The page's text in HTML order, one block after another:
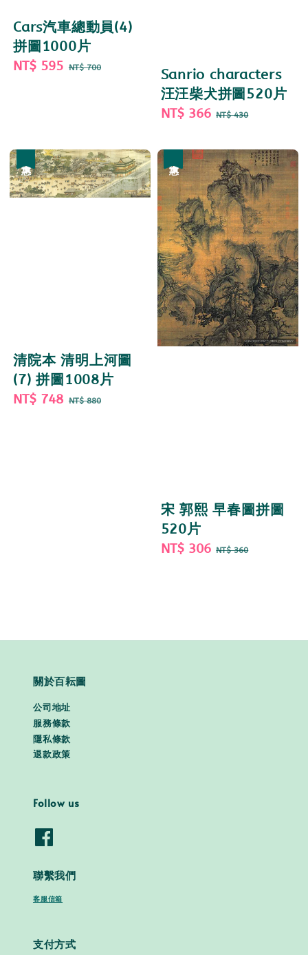
Cars汽車總動員(4)
拼圖1000片
Sale
NT$ 595 Regular
NT$ 700
Sanrio characters
汪汪柴犬拼圖520片
Sale
NT$ 366 Regular
NT$ 430
清院本 清明上河圖
(7) 拼圖1008片
Sale
NT$ 748 Regular
NT$ 880
宋 郭熙 早春圖拼圖
520片
Sale
NT$ 306 Regular
NT$ 360
關於百耘圖
公司地址
服務條款
隱私條款
退款政策
Follow us
聯繫我們
客服信箱
支付方式